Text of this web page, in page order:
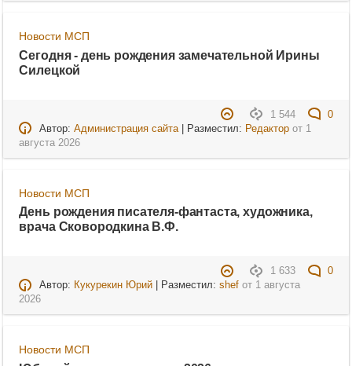
Новости МСП
Сегодня - день рождения замечательной Ирины
Силецкой
1 544
0
Автор: Администрация сайта| Разместил: Редакторот 1
августа 2026
Новости МСП
День рождения писателя-фантаста, художника,
врача Сковородкина В.Ф.
1 633
0
Автор: Кукурекин Юрий| Разместил: shefот 1 августа
2026
Новости МСП